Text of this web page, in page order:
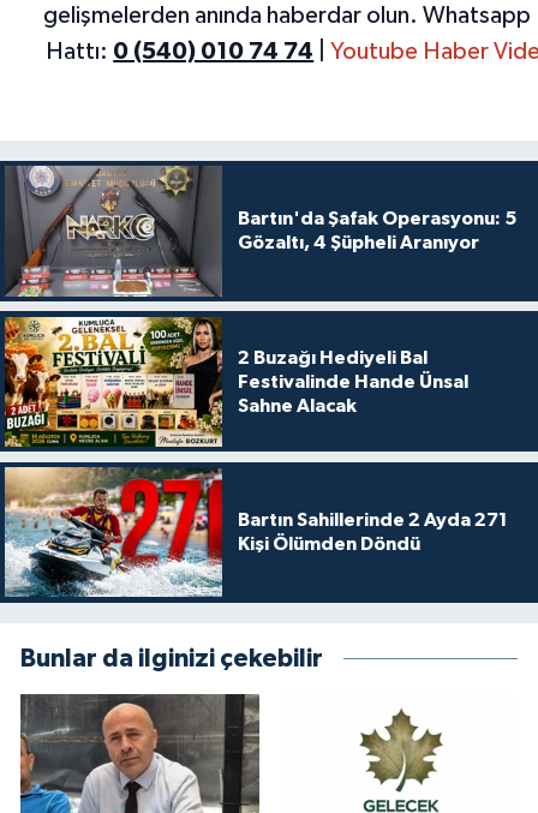
gelişmelerden anında haberdar olun. Whatsapp
Hattı: 0 (540) 010 74 74 Youtube Haber
Bartın'da Şafak Operasyonu: 5
Gözaltı, 4 Şüpheli Aranıyor
2 Buzağı Hediyeli Bal
Festivalinde Hande Ünsal
Sahne Alacak
Bartın Sahillerinde 2 Ayda 271
Kişi Ölümden Döndü
Bunlar da ilginizi çekebilir